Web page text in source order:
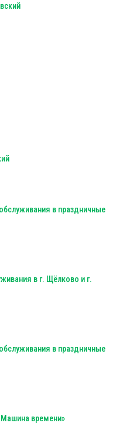
в праздничные
в г. Щёлково и г.
в праздничные
времени»